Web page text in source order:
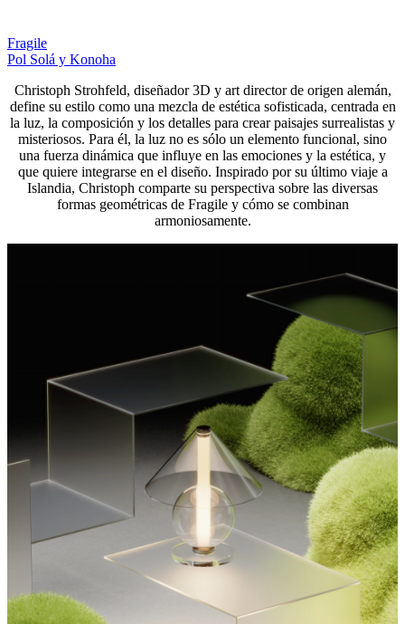
Fragile
Pol Solá y Konoha
Christoph Strohfeld, diseñador 3D y art director de origen alemán,
define su estilo como una mezcla de estética sofisticada, centrada en
la luz, la composición y los detalles para crear paisajes surrealistas y
misteriosos. Para él, la luz no es sólo un elemento funcional, sino
una fuerza dinámica que influye en las emociones y la estética, y
que quiere integrarse en el diseño. Inspirado por su último viaje a
Islandia, Christoph comparte su perspectiva sobre las diversas
formas geométricas de Fragile y cómo se combinan
armoniosamente.